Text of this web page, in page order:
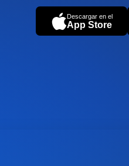
Descargar en el
App Store